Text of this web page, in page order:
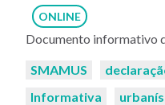
ONLINE
Documento informativo
Palavras-
SMAMUS
Informativa